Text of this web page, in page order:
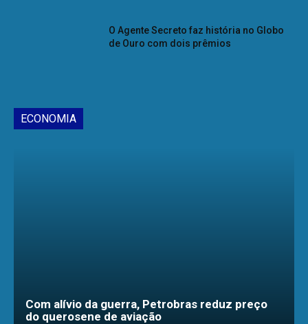
O Agente Secreto faz história no Globo
de Ouro com dois prêmios
ECONOMIA
Com alívio da guerra, Petrobras reduz preço
do querosene de aviação